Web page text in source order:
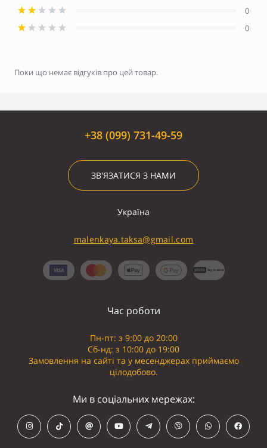
0
0
Поки що немає відгуків про цей товар.
+38 (099) 731-49-59
ЗВ'ЯЗАТИСЯ З НАМИ
Україна
malenkaya.taksa@gmail.com
Час роботи
Пн-пт: з 9:00 до 20:00
Сб-нд: з 10:00 до 19:00
Замовлення на сайті та у месенджерах приймаємо
цілодобово.
Ми в соціальних мережах: